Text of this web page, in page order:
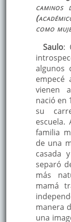
como
Saulo:
algunos
empecé
vienen
nació en
su
familia
de una
casada
separó
más
mamá
manera
una